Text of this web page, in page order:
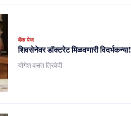
बॅक पेज
शिवसेनेवर डॉक्टरेट मिळवणारी विदर्भकन्या!
योगेश वसंत त्रिवेदी